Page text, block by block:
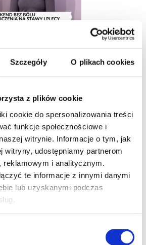
Szczegóły O plikach cookies
z plików cookie
cookie do spersonalizowania treści
funkcje społecznościowe i
witrynie. Informacje o tym, jak
witryny, udostępniamy partnerom
reklamowym i analitycznym.
te informacje z innymi danymi
lub uzyskanymi podczas
Zdanowicz i mgr Cecylia Czymbor
Śniadanie”. Pokazywały zestaw
przez naukowców z American
domowych, bez użycia
dostępne są również w
aplikacji na smart-phona .
w ten sposób, że
pozwalają na osiągnięcie
zdrowotnych, które normalnie
znacznie dłużej.
McMaster University w Hamilton
parę minut odpowiednio
przynieść zmiany w mięśniach